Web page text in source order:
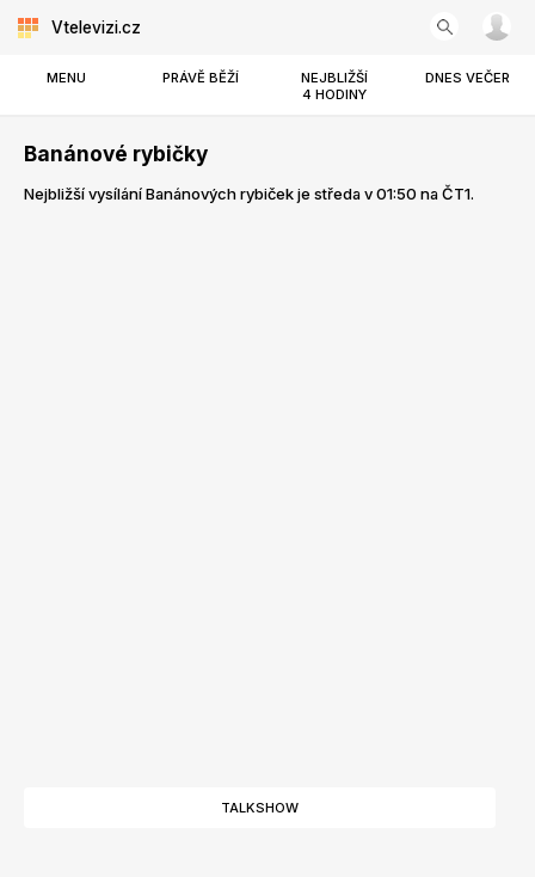
Vtelevizi.cz
MENU PRÁVĚ BĚŽÍ
NEJBLIŽŠÍ
4 HODINY
DNES VEČER
Banánové rybičky
Nejbližší vysílání Banánových rybiček je středa v 01:50 na ČT1.
TALKSHOW